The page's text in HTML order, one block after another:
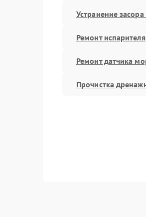
Устранение
Ремонт испарителя
Ремонт датчика
Прочистка